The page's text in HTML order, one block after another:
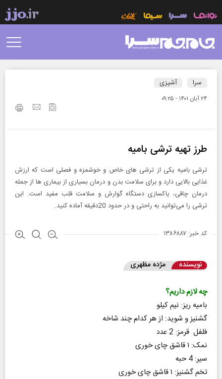
سرا آشپزی
۲۴ آبان ۱۴۰۱ - ۰۹:۲۵
طرز تهیه ترشی بامیه
ترشی بامیه یکی از ترشی های خاص و خوشمزه و فصلی است که ارزش
غذایی بالایی دارد و برای سلامت بدن و درمان بسیاری از بیماری ها از جمله
درمان چاقی، یاکسازی دستگاه گوارش و سلامت قلب مفید است. این
ترشی را می‌توانید به راحتی و در حدود 20دقیقه آماده کنید.
کد خبر: ۱۳۸۶۸۸۷
نویسنده مژده مظهری
چه لازم داریم؟
بامیه ریز: نیم کیلو
گشنیز و شوید: از هر کدام چند شاخه
فلفل قرمز: 2 عدد
نمک: ۱ قاشق چای خوری
سیر: 4 حبه
تخم گشنیز: ۱ قاشق چای خوری